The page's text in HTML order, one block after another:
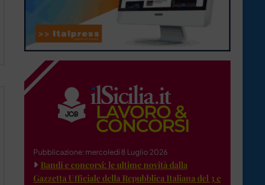
Pubblicazione: mercoledì 8 Luglio 2026
Bandi e concorsi: le ultime novità dalla
Gazzetta Ufficiale della Repubblica Italiana del 3 e